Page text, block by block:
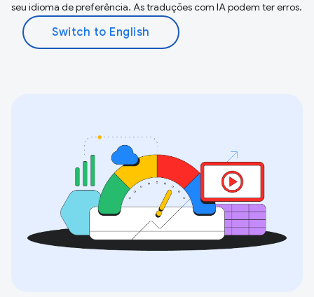
seu idioma de preferência. As traduções com IA podem ter erros.